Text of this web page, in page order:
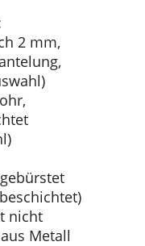
2 mm,
nicht
Metall